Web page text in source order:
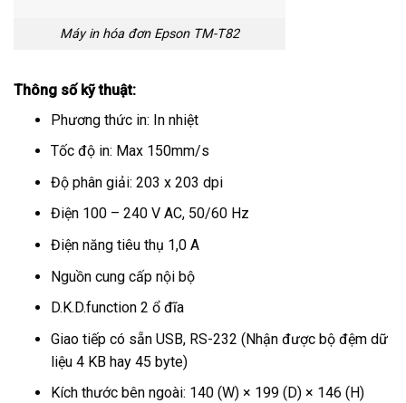
Máy in hóa đơn Epson TM-T82
Thông số kỹ thuật:
Phương thức in: In nhiệt
Tốc độ in: Max 150mm/s
Độ phân giải: 203 x 203 dpi
Điện 100 – 240 V AC, 50/60 Hz
Điện năng tiêu thụ 1,0 A
Nguồn cung cấp nội bộ
D.K.D.function 2 ổ đĩa
Giao tiếp có sẵn USB, RS-232 (Nhận được bộ đệm dữ
liệu 4 KB hay 45 byte)
Kích thước bên ngoài: 140 (W) × 199 (D) × 146 (H)